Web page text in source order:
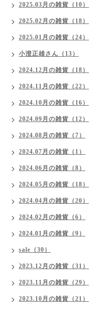
2025.03月の雑貨（10）
2025.02月の雑貨（18）
2025.01月の雑貨（24）
小澄正雄さん（13）
2024.12月の雑貨（18）
2024.11月の雑貨（22）
2024.10月の雑貨（16）
2024.09月の雑貨（12）
2024.08月の雑貨（7）
2024.07月の雑貨（1）
2024.06月の雑貨（8）
2024.05月の雑貨（18）
2024.04月の雑貨（20）
2024.02月の雑貨（6）
2024.01月の雑貨（9）
sale（30）
2023.12月の雑貨（31）
2023.11月の雑貨（29）
2023.10月の雑貨（21）